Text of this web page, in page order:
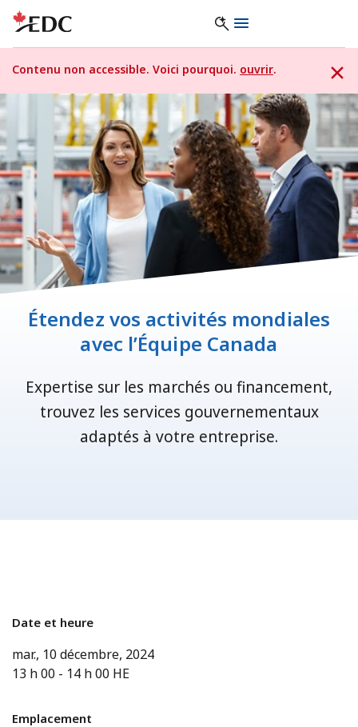
Contenu non accessible. Voici pourquoi. ouvrir.
Étendez vos activités mondiales
avec l’Équipe Canada
Expertise sur les marchés ou financement,
trouvez les services gouvernementaux
adaptés à votre entreprise.
Date et heure
mar., 10 décembre, 2024
13 h 00 - 14 h 00 HE
Emplacement